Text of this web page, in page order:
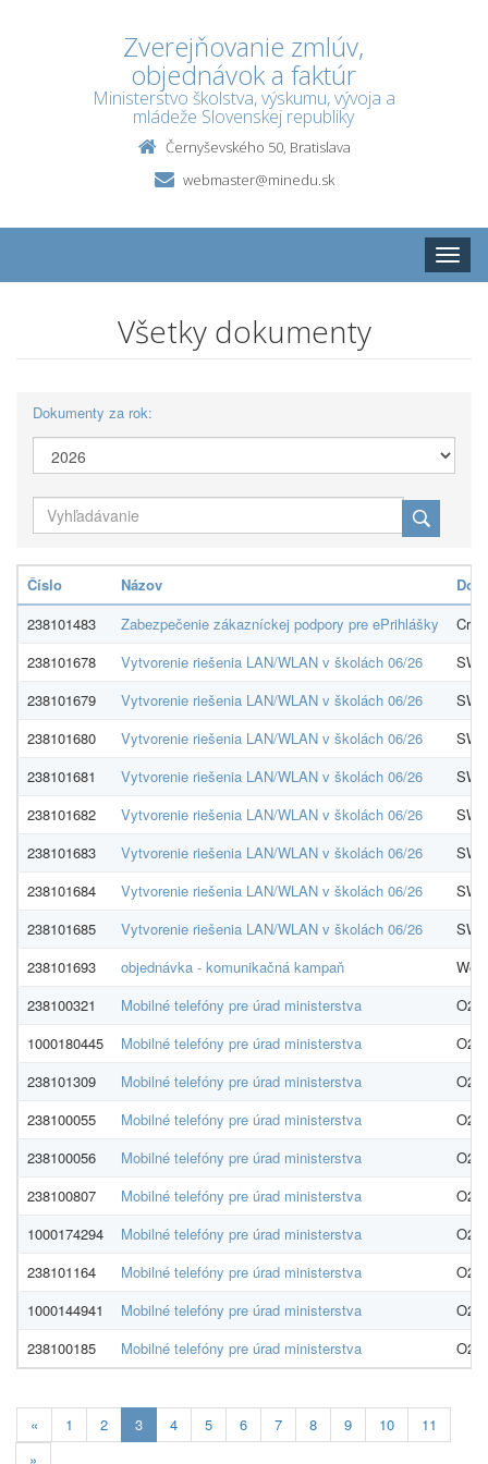
Zverejňovanie zmlúv,
objednávok a faktúr
Ministerstvo školstva, výskumu, vývoja a
mládeže Slovenskej republiky
Černyševského 50, Bratislava
webmaster@minedu.sk
Toggle
Všetky dokumenty
Dokumenty za rok:
Číslo Názov
238101483
Zabezpečenie zákazníckej podpory pre ePrihlášky
238101678
Vytvorenie riešenia LAN/WLAN v školách 06/26
238101679
Vytvorenie riešenia LAN/WLAN v školách 06/26
238101680
Vytvorenie riešenia LAN/WLAN v školách 06/26
238101681
Vytvorenie riešenia LAN/WLAN v školách 06/26
238101682
Vytvorenie riešenia LAN/WLAN v školách 06/26
238101683
Vytvorenie riešenia LAN/WLAN v školách 06/26
238101684
Vytvorenie riešenia LAN/WLAN v školách 06/26
238101685
Vytvorenie riešenia LAN/WLAN v školách 06/26
238101693
objednávka - komunikačná kampaň
238100321
Mobilné telefóny pre úrad ministerstva
O2
1000180445
Mobilné telefóny pre úrad ministerstva
O2
238101309
Mobilné telefóny pre úrad ministerstva
O2
238100055
Mobilné telefóny pre úrad ministerstva
O2
238100056
Mobilné telefóny pre úrad ministerstva
O2
238100807
Mobilné telefóny pre úrad ministerstva
O2
1000174294
Mobilné telefóny pre úrad ministerstva
O2
238101164
Mobilné telefóny pre úrad ministerstva
O2
1000144941
Mobilné telefóny pre úrad ministerstva
O2
238100185
Mobilné telefóny pre úrad ministerstva O2
« 1 2 3Aktualna-
stranka
4 5 6 7 8 9 10
11
»